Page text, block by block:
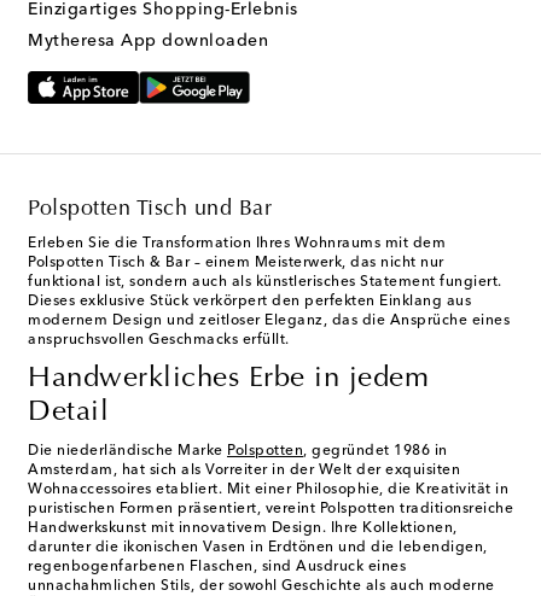
Einzigartiges Shopping-Erlebnis
Mytheresa App downloaden
Polspotten Tisch und Bar
Erleben Sie die Transformation Ihres Wohnraums mit dem
Polspotten Tisch & Bar – einem Meisterwerk, das nicht nur
funktional ist, sondern auch als künstlerisches Statement fungiert.
Dieses exklusive Stück verkörpert den perfekten Einklang aus
modernem Design und zeitloser Eleganz, das die Ansprüche eines
anspruchsvollen Geschmacks erfüllt.
Handwerkliches Erbe in jedem
Detail
Die niederländische Marke Polspotten, gegründet 1986 in
Amsterdam, hat sich als Vorreiter in der Welt der exquisiten
Wohnaccessoires etabliert. Mit einer Philosophie, die Kreativität in
puristischen Formen präsentiert, vereint Polspotten traditionsreiche
Handwerkskunst mit innovativem Design. Ihre Kollektionen,
darunter die ikonischen Vasen in Erdtönen und die lebendigen,
regenbogenfarbenen Flaschen, sind Ausdruck eines
unnachahmlichen Stils, der sowohl Geschichte als auch moderne